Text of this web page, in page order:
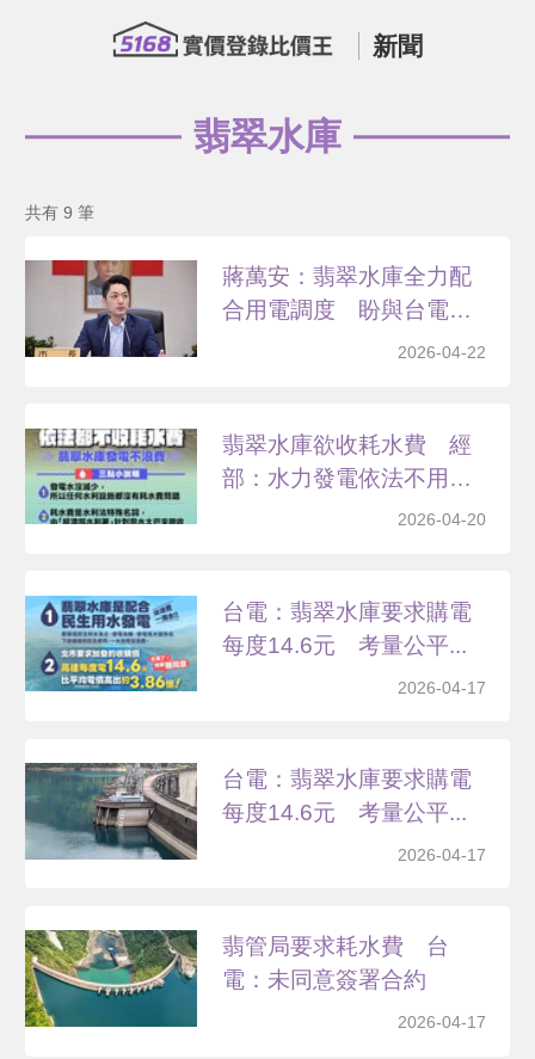
新聞
翡翠水庫
共有 9 筆
蔣萬安：翡翠水庫全力配
合用電調度 盼與台電溝
2026-04-22
翡翠水庫欲收耗水費 經
部：水力發電依法不用徵
2026-04-20
台電：翡翠水庫要求購電
每度14.6元 考量公平...
2026-04-17
台電：翡翠水庫要求購電
每度14.6元 考量公平...
2026-04-17
翡管局要求耗水費 台
電：未同意簽署合約
2026-04-17